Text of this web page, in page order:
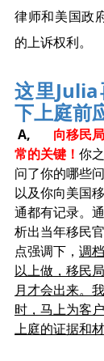
律师和美国政
的上诉权利。
这里
下上庭前
A,
向移民
常的关键！ 你
问了你的哪些
以及你向美国
通都有记录。
析出当年移民
点强调下， 调
以上做，移民
月才会出来。
时，马上为客
上庭的证据和材